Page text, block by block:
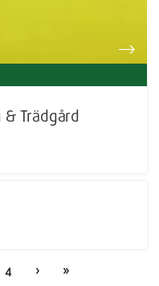
Trädgård
4 › »